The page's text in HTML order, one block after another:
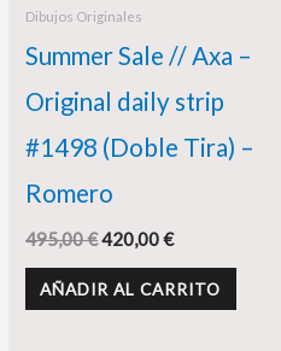
Dibujos Originales
Summer Sale // Axa –
Original daily strip
#1498 (Doble Tira) –
Romero
495,00€420,00€
AÑADIR AL CARRITO